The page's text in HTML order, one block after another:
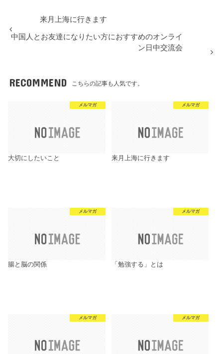
来月上海に行きます
中国人とお友達になりたい方におすすめのオンライ
ン日中交流会
RECOMMEND こちらの記事も人気です。
メルマガ
大切にしたいこと
メルマガ
来月上海に行きます
メルマガ
腸と脳の関係
メルマガ
「勉強する」とは
メルマガ メルマガ